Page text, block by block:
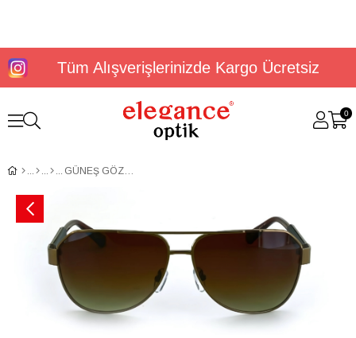
Tüm Alışverişlerinizde Kargo Ücretsiz
0
GÜNEŞ GÖZLÜĞÜ U.S. POLO ASSN. USS 0226 C2